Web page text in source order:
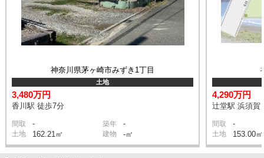
神奈川県茅ヶ崎市みずき1丁目
土地
3,480万円
香川駅 徒歩7分
間取 - 築年 -
土地 162.21㎡ 建物 -㎡
4,290万円
辻堂駅 浜須賀
間取 -
土地 153.00㎡